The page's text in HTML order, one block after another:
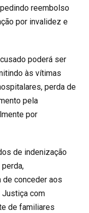
reembolso
por invalidez e
poderá ser
às vítimas
perda de
pela
por
de indenização
conceder aos
com
de familiares